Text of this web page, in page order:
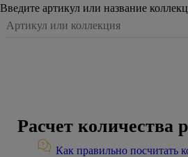
Введите артикул или название
Расчет количества
Как правильно посчитать